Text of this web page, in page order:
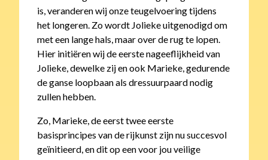
is, veranderen wij onze teugelvoering tijdens
het longeren. Zo wordt Jolieke uitgenodigd om
met een lange hals, maar over de rug te lopen.
Hier initiëren wij de eerste nageeflijkheid van
Jolieke, dewelke zij en ook Marieke, gedurende
de ganse loopbaan als dressuurpaard nodig
zullen hebben.
Zo, Marieke, de eerst twee eerste
basisprincipes van de rijkunst zijn nu succesvol
geïnitieerd, en dit op een voor jou veilige